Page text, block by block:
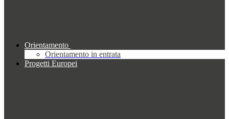
Orientamento
Orientamento in entrata
Progetti Europei